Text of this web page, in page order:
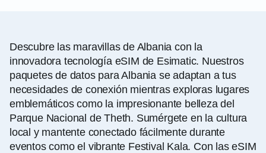
Descubre las maravillas de Albania con la
innovadora tecnología eSIM de Esimatic. Nuestros
paquetes de datos para Albania se adaptan a tus
necesidades de conexión mientras exploras lugares
emblemáticos como la impresionante belleza del
Parque Nacional de Theth. Sumérgete en la cultura
local y mantente conectado fácilmente durante
eventos como el vibrante Festival Kala. Con las eSIM